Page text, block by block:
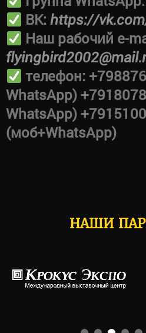
ВК:https://
Наш рабочий e-
телефон:
WhatsApp)
WhatsApp)
(моб+WhatsApp)
НАШИ